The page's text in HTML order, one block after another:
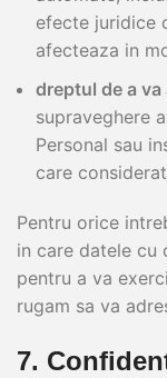
efecte juridice
afecteaza in
dreptul de a
supraveghere
Personal sau
care
Pentru orice
in care datele cu
pentru a va
rugam sa va
7.